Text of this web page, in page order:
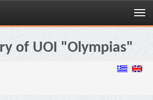
of UOI "Olympias"